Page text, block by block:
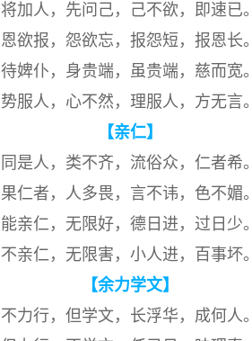
将加人，先问己，己不欲，即速已。
恩欲报，怨欲忘，报怨短，报恩长。
待婢仆，身贵端，虽贵端，慈而宽。
势服人，心不然，理服人，方无言。
【亲仁】
同是人，类不齐，流俗众，仁者希。
果仁者，人多畏，言不讳，色不媚。
能亲仁，无限好，德日进，过日少。
不亲仁，无限害，小人进，百事坏。
【余力学文】
不力行，但学文，长浮华，成何人。